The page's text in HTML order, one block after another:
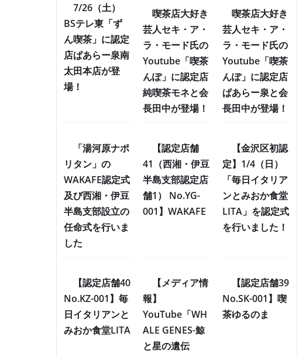
7/26（土）
BSテレ東「ず
ん喫茶」に認定
店ぱあらー泉南
太田本店が登
場！
喫茶店大好き
芸人セキ・ア・
ラ・モード氏の
Youtube「喫茶
んぽ」に認定店
純喫茶モネと会
長田中が登場！
喫茶店大好き
芸人セキ・ア・
ラ・モード氏の
Youtube「喫茶
んぽ」に認定店
ぱあらー泉と会
長田中が登場！
「湯河原ナポ
リタン」の
WAKAFE認定式
及び西湘・伊豆
半島支部設立の
任命式を行いま
した
【認定店舗
41（西湘・伊豆
半島支部認定店
舗1） No.YG-
001】WAKAFE
【金沢区初認
定】1/4（日）
「毎日イタリア
ンとみおか食堂
LITA」を認定式
を行いました！
【認定店舗40
No.KZ-001】毎
日イタリアンと
みおか食堂LITA
【メディア情
報】
YouTube「WH
ALE GENES-鯨
と星の遺伝
【認定店舗39
No.SK-001】喫
茶ゆるのま